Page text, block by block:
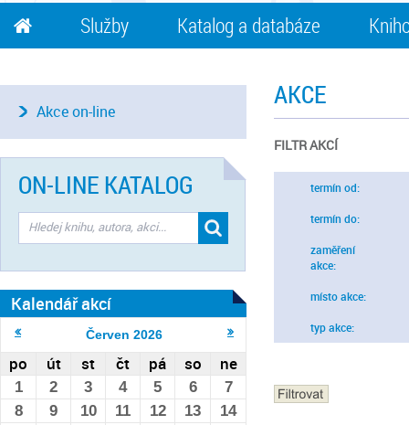
Služby Katalog a databáze
AKCE
FILTR AKCÍ
termín od:
termín do:
zaměření
akce:
místo akce:
typ akce:
Akce on-line
ON-LINE KATALOG
Kalendář akcí
Červen 2026
po út st čt pá so ne
1 2 3 4 5 6
7
8
9 10 11 12 13
14